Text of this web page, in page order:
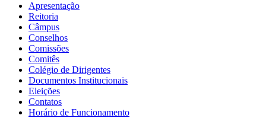
Apresentação
Reitoria
Câmpus
Conselhos
Comissões
Comitês
Colégio de Dirigentes
Documentos Institucionais
Eleições
Contatos
Horário de Funcionamento